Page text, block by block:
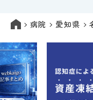
病院 愛知県